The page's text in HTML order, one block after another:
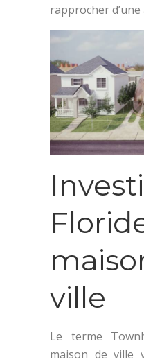
rapprocher
ville
Le terme
maison de ville